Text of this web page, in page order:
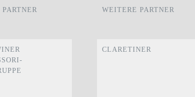
WEITERE PARTNER
CLARETINER